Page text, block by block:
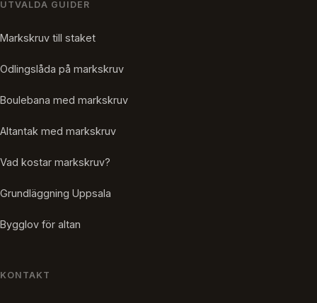
UTVALDA GUIDER
Markskruv till staket
Odlingslåda på markskruv
Boulebana med markskruv
Altantak med markskruv
Vad kostar markskruv?
Grundläggning Uppsala
Bygglov för altan
KONTAKT